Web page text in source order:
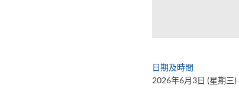
日期及時間
2026年6月3日 (星期三)